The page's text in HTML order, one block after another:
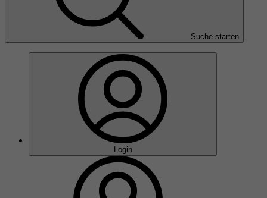
Suche starten
Login